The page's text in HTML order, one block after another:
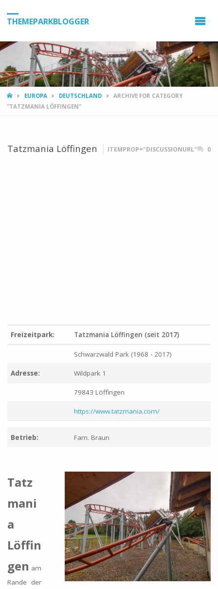
THEMEPARKBLOGGER
HOMEEUROPA DEUTSCHLAND
ARCHIVE FOR CATEGORY
"TATZMANIA LÖFFINGEN"
Tatzmania Löffingen ITEMPROP="DISCUSSIONURL" 0
Freizeitpark: Tatzmania Löffingen (seit 2017)
Schwarzwald Park (1968 - 2017)
Adresse: Wildpark 1
79843 Löffingen
https://www.tatzmania.com/
Betrieb: Fam. Braun
Tatz
mani
a
Löffin
gen am
Rande der